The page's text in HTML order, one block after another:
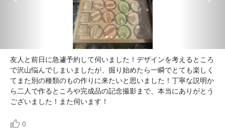
友人と前日に急遽予約して伺いました！デザインを考えるところ
で沢山悩んでしまいましたが、掘り始めたら一瞬でとても楽しく
てまた別の種類のもの作りに来たいと思いました！丁寧な説明か
ら二人で作るところや完成品の記念撮影まで、本当にありがとう
ございました！また伺います！
0